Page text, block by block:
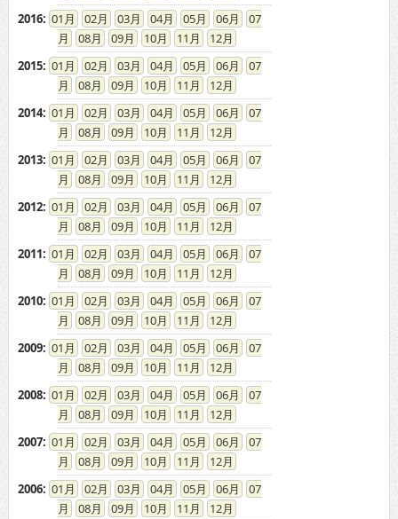
2016: 01 02 03 04 05 06
07
08
09 10 11
12
2015: 01 02 03 04 05 06
07
08
09 10 11
12
2014: 01 02 03 04 05 06
07
08
09 10 11
12
2013: 01 02 03 04 05 06
07
08
09 10 11
12
2012: 01 02 03 04 05 06
07
08
09 10 11
12
2011: 01 02 03 04 05 06
07
08
09 10 11
12
2010: 01 02 03 04 05 06
07
08
09 10 11
12
2009: 01 02 03 04 05 06
07
08
09 10 11
12
2008: 01 02 03 04 05 06
07
08
09 10 11
12
2007: 01 02 03 04 05 06
07
08
09 10 11
12
2006: 01 02 03 04 05 06
07
08
09 10 11
12